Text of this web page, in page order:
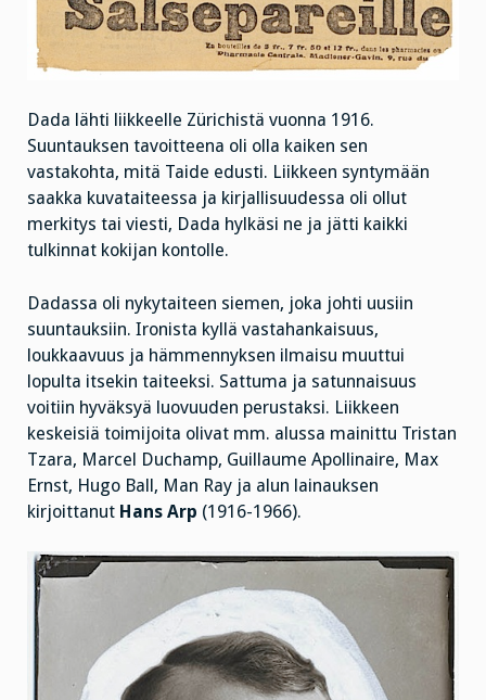
Dada lähti liikkeelle Zürichistä vuonna 1916.
Suuntauksen tavoitteena oli olla kaiken sen
vastakohta, mitä Taide edusti. Liikkeen syntymään
saakka kuvataiteessa ja kirjallisuudessa oli ollut
merkitys tai viesti, Dada hylkäsi ne ja jätti kaikki
tulkinnat kokijan kontolle.
Dadassa oli nykytaiteen siemen, joka johti uusiin
suuntauksiin. Ironista kyllä vastahankaisuus,
loukkaavuus ja hämmennyksen ilmaisu muuttui
lopulta itsekin taiteeksi. Sattuma ja satunnaisuus
voitiin hyväksyä luovuuden perustaksi. Liikkeen
keskeisiä toimijoita olivat mm. alussa mainittu Tristan
Tzara, Marcel Duchamp, Guillaume Apollinaire, Max
Ernst, Hugo Ball, Man Ray ja alun lainauksen
kirjoittanut Hans Arp (1916-1966).